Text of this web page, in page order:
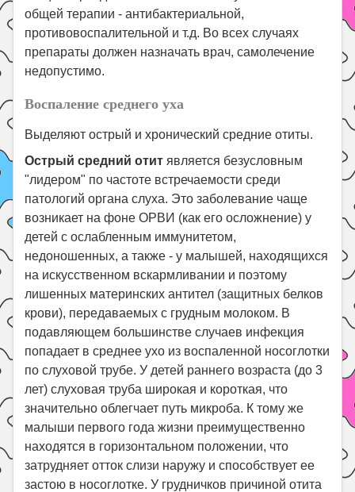
общей терапии - антибактериальной,
противовоспалительной и т.д. Во всех случаях
препараты должен назначать врач, самолечение
недопустимо.
Воспаление среднего уха
Выделяют острый и хронический средние отиты.
Острый средний отит является безусловным
"лидером" по частоте встречаемости среди
патологий органа слуха. Это заболевание чаще
возникает на фоне ОРВИ (как его осложнение) у
детей с ослабленным иммунитетом,
недоношенных, а также - у малышей, находящихся
на искусственном вскармливании и поэтому
лишенных материнских антител (защитных белков
крови), передаваемых с грудным молоком. В
подавляющем большинстве случаев инфекция
попадает в среднее ухо из воспаленной носоглотки
по слуховой трубе. У детей раннего возраста (до 3
лет) слуховая труба широкая и короткая, что
значительно облегчает путь микроба. К тому же
малыши первого года жизни преимущественно
находятся в горизонтальном положении, что
затрудняет отток слизи наружу и способствует ее
застою в носоглотке. У грудничков причиной отита